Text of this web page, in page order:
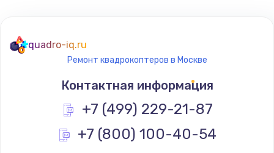
Замена тачпада
1330 руб.
Заказать
Замена контроллера питания
quadro-iq.ru
Ремонт квадрокоптеров в Москве
Контактная информация
+7 (499) 229-21-87
+7 (800) 100-40-54